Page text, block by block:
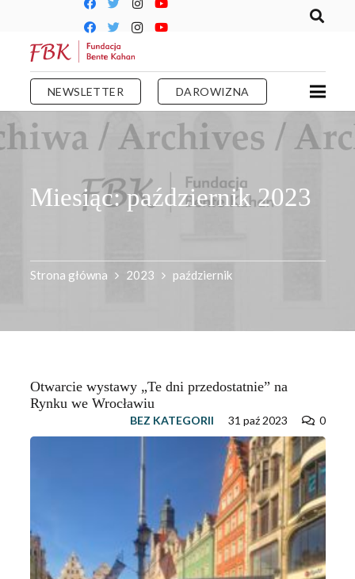
NEWSLETTER DAROWIZNA
Miesiąc:październik 2023
Strona główna 2023 październik
Otwarcie wystawy „Te dni przedostatnie” na
Rynku we Wrocławiu
BEZ KATEGORII 31 paź 2023 0